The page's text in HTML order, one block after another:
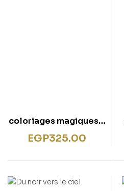
coloriages magiques –
hiver
EGP325.00